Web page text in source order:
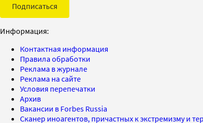
Подписаться
Информация:
Контактная информация
Правила обработки
Реклама в журнале
Реклама на сайте
Условия перепечатки
Архив
Вакансии в Forbes Russia
Сканер иноагентов, причастных к экстремизму и